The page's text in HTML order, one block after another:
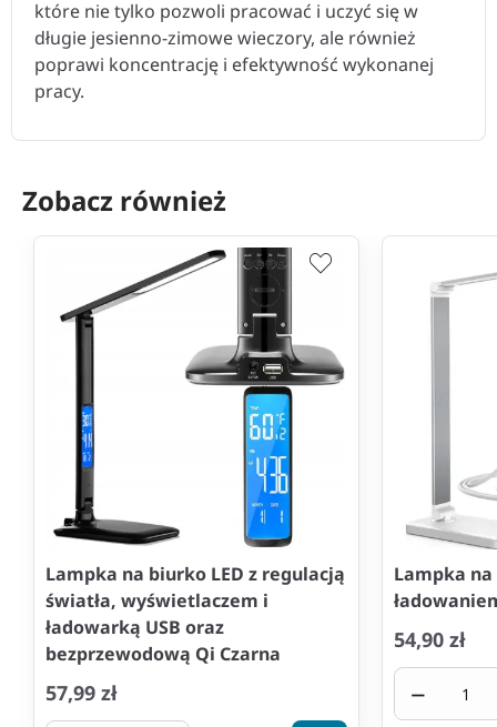
które nie tylko pozwoli pracować i uczyć się w
długie jesienno-zimowe wieczory, ale również
poprawi koncentrację i efektywność wykonanej
pracy.
Zobacz również
Lampka na biurko LED z regulacją
światła, wyświetlaczem i
ładowarką USB oraz
bezprzewodową Qi Czarna
57,99 zł
Lampka na
54,90 zł
−